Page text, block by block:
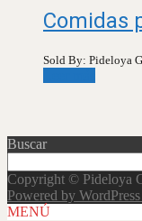
Comidas
Sold By: Pideloya
Buscar
Copyright © Pideloya
Powered by WordPress
Scroll
MENÚ